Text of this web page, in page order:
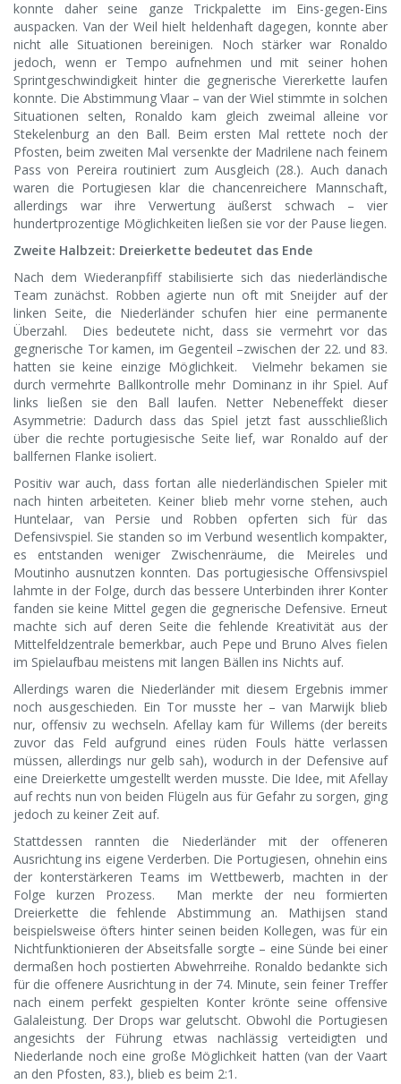
konnte daher seine ganze Trickpalette im Eins-gegen-Eins
auspacken. Van der Weil hielt heldenhaft dagegen, konnte aber
nicht alle Situationen bereinigen. Noch stärker war Ronaldo
jedoch, wenn er Tempo aufnehmen und mit seiner hohen
Sprintgeschwindigkeit hinter die gegnerische Viererkette laufen
konnte. Die Abstimmung Vlaar – van der Wiel stimmte in solchen
Situationen selten, Ronaldo kam gleich zweimal alleine vor
Stekelenburg an den Ball. Beim ersten Mal rettete noch der
Pfosten, beim zweiten Mal versenkte der Madrilene nach feinem
Pass von Pereira routiniert zum Ausgleich (28.). Auch danach
waren die Portugiesen klar die chancenreichere Mannschaft,
allerdings war ihre Verwertung äußerst schwach – vier
hundertprozentige Möglichkeiten ließen sie vor der Pause liegen.
Zweite Halbzeit: Dreierkette bedeutet das Ende
Nach dem Wiederanpfiff stabilisierte sich das niederländische
Team zunächst. Robben agierte nun oft mit Sneijder auf der
linken Seite, die Niederländer schufen hier eine permanente
Überzahl. Dies bedeutete nicht, dass sie vermehrt vor das
gegnerische Tor kamen, im Gegenteil –zwischen der 22. und 83.
hatten sie keine einzige Möglichkeit. Vielmehr bekamen sie
durch vermehrte Ballkontrolle mehr Dominanz in ihr Spiel. Auf
links ließen sie den Ball laufen. Netter Nebeneffekt dieser
Asymmetrie: Dadurch dass das Spiel jetzt fast ausschließlich
über die rechte portugiesische Seite lief, war Ronaldo auf der
ballfernen Flanke isoliert.
Positiv war auch, dass fortan alle niederländischen Spieler mit
nach hinten arbeiteten. Keiner blieb mehr vorne stehen, auch
Huntelaar, van Persie und Robben opferten sich für das
Defensivspiel. Sie standen so im Verbund wesentlich kompakter,
es entstanden weniger Zwischenräume, die Meireles und
Moutinho ausnutzen konnten. Das portugiesische Offensivspiel
lahmte in der Folge, durch das bessere Unterbinden ihrer Konter
fanden sie keine Mittel gegen die gegnerische Defensive. Erneut
machte sich auf deren Seite die fehlende Kreativität aus der
Mittelfeldzentrale bemerkbar, auch Pepe und Bruno Alves fielen
im Spielaufbau meistens mit langen Bällen ins Nichts auf.
Allerdings waren die Niederländer mit diesem Ergebnis immer
noch ausgeschieden. Ein Tor musste her – van Marwijk blieb
nur, offensiv zu wechseln. Afellay kam für Willems (der bereits
zuvor das Feld aufgrund eines rüden Fouls hätte verlassen
müssen, allerdings nur gelb sah), wodurch in der Defensive auf
eine Dreierkette umgestellt werden musste. Die Idee, mit Afellay
auf rechts nun von beiden Flügeln aus für Gefahr zu sorgen, ging
jedoch zu keiner Zeit auf.
Stattdessen rannten die Niederländer mit der offeneren
Ausrichtung ins eigene Verderben. Die Portugiesen, ohnehin eins
der konterstärkeren Teams im Wettbewerb, machten in der
Folge kurzen Prozess. Man merkte der neu formierten
Dreierkette die fehlende Abstimmung an. Mathijsen stand
beispielsweise öfters hinter seinen beiden Kollegen, was für ein
Nichtfunktionieren der Abseitsfalle sorgte – eine Sünde bei einer
dermaßen hoch postierten Abwehrreihe. Ronaldo bedankte sich
für die offenere Ausrichtung in der 74. Minute, sein feiner Treffer
nach einem perfekt gespielten Konter krönte seine offensive
Galaleistung. Der Drops war gelutscht. Obwohl die Portugiesen
angesichts der Führung etwas nachlässig verteidigten und
Niederlande noch eine große Möglichkeit hatten (van der Vaart
an den Pfosten, 83.), blieb es beim 2:1.